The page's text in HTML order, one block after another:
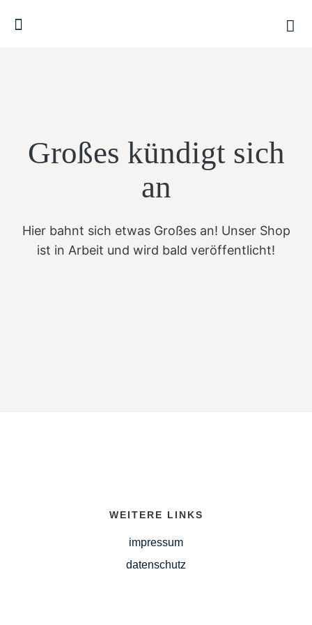
Großes kündigt sich
an
Hier bahnt sich etwas Großes an! Unser Shop
ist in Arbeit und wird bald veröffentlicht!
WEITERE LINKS
impressum
datenschutz